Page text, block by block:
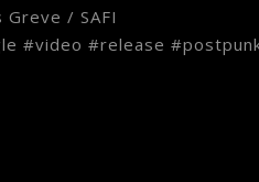
/ SAFI
#video #release